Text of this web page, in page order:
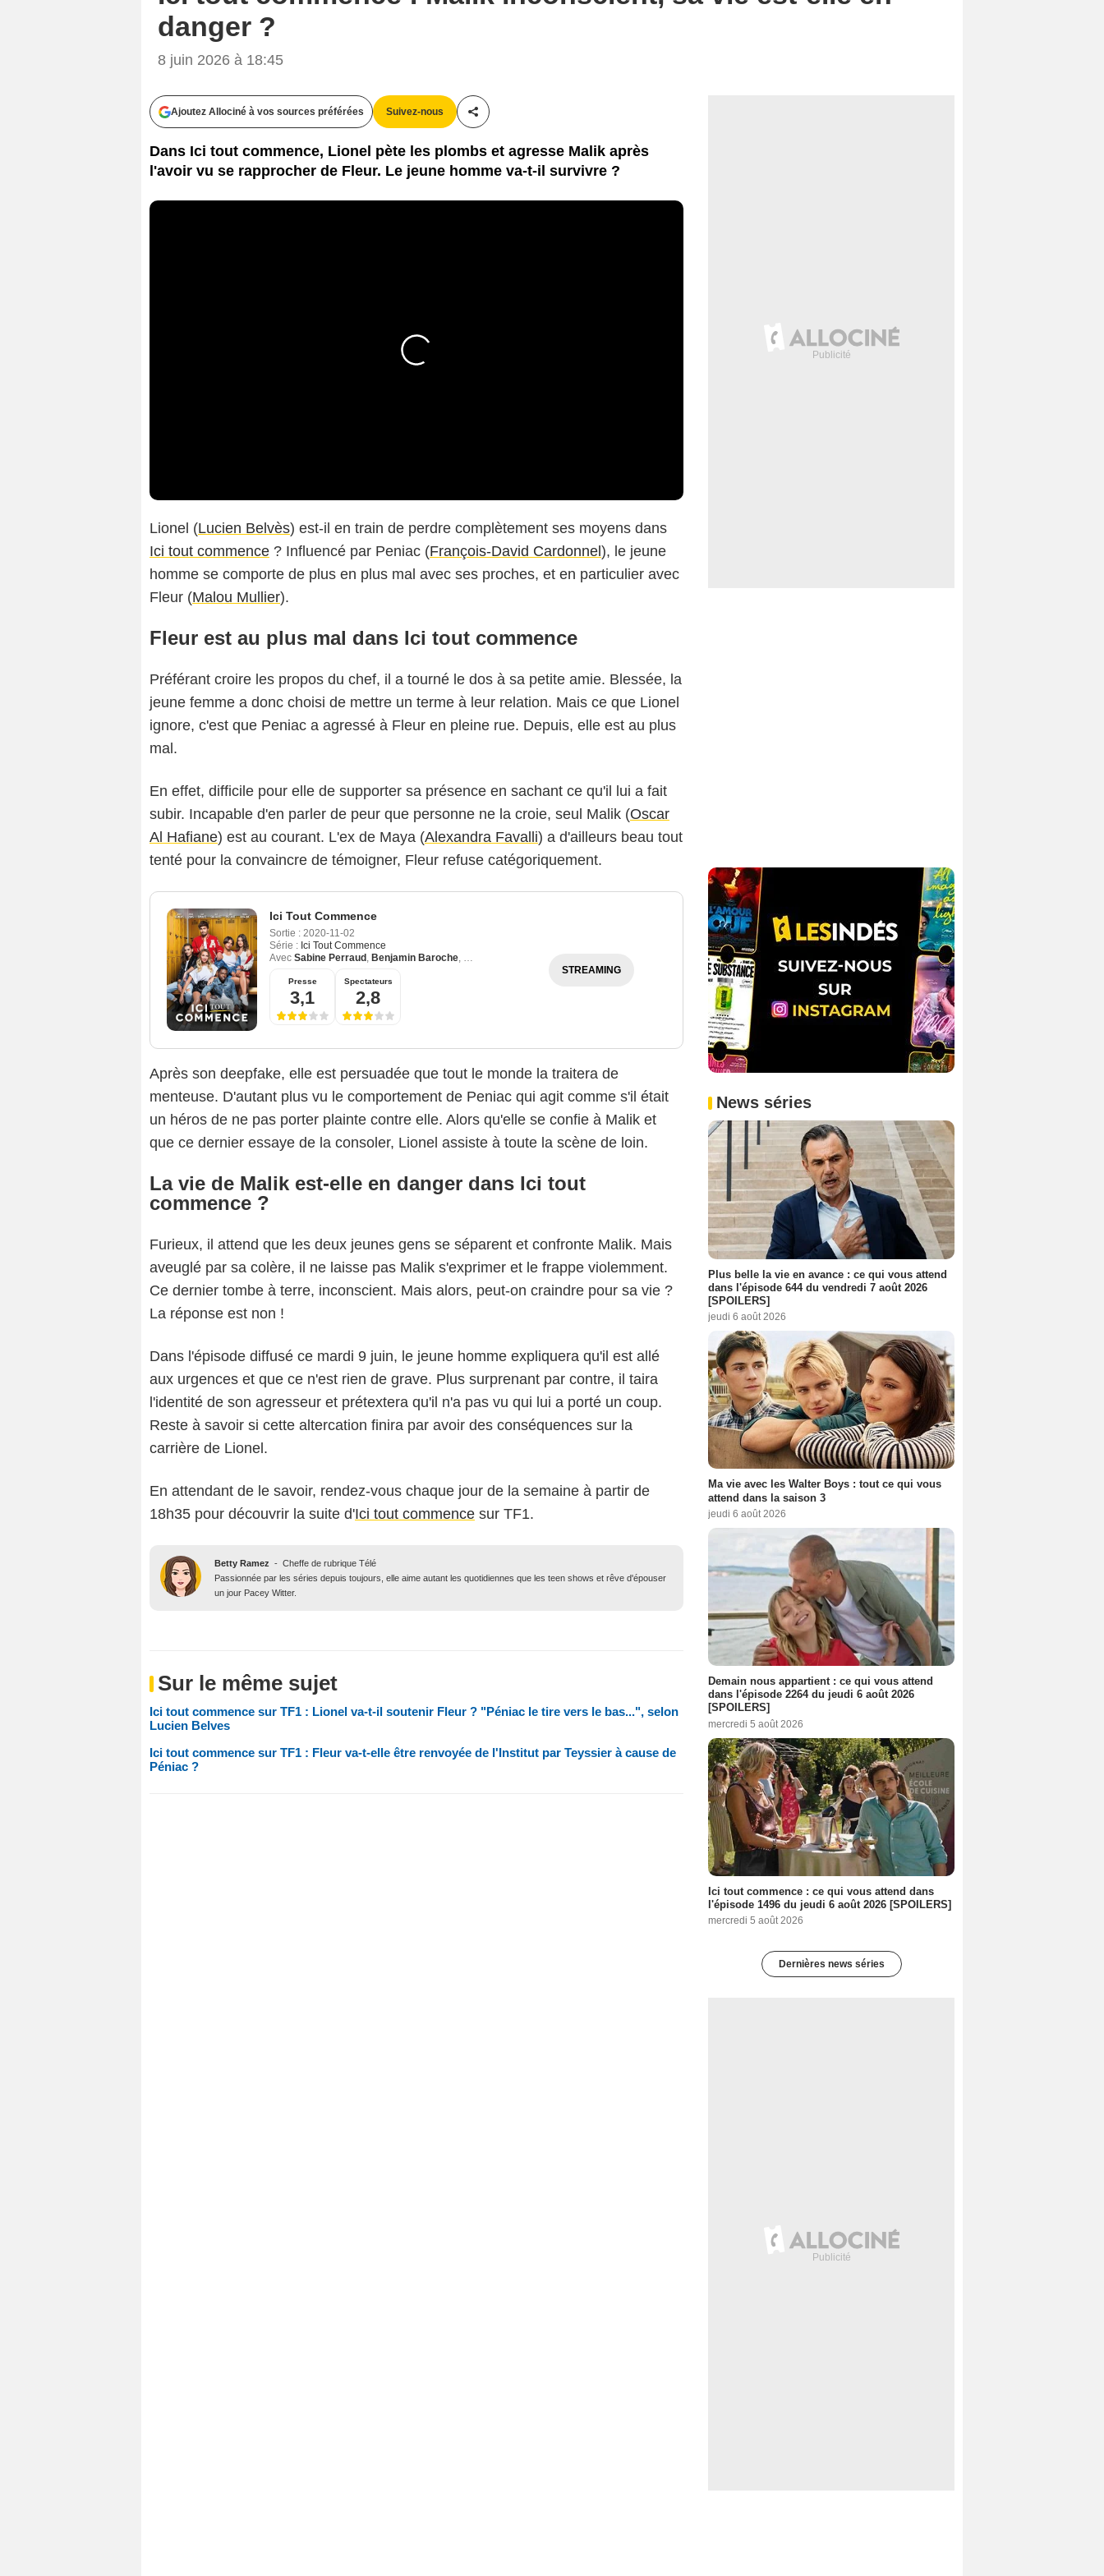
danger ?
8 juin 2026 à 18:45
Ajoutez Allociné à vos sources préférées Suivez-nous
Partager cet article
Dans Ici tout commence, Lionel pète les plombs et agresse Malik après
l'avoir vu se rapprocher de Fleur. Le jeune homme va-t-il survivre ?
Lionel (Lucien Belvès) est-il en train de perdre complètement ses moyens dans
Ici tout commence ? Influencé par Peniac (François-David Cardonnel ), le jeune
homme se comporte de plus en plus mal avec ses proches, et en particulier avec
Fleur (Malou Mullier).
Fleur est au plus mal dans Ici tout commence
Préférant croire les propos du chef, il a tourné le dos à sa petite amie. Blessée, la
jeune femme a donc choisi de mettre un terme à leur relation. Mais ce que Lionel
ignore, c'est que Peniac a agressé à Fleur en pleine rue. Depuis, elle est au plus
mal.
En effet, difficile pour elle de supporter sa présence en sachant ce qu'il lui a fait
subir. Incapable d'en parler de peur que personne ne la croie, seul Malik (Oscar
Al Hafiane) est au courant. L'ex de Maya (Alexandra Favalli) a d'ailleurs beau tout
tenté pour la convaincre de témoigner, Fleur refuse catégoriquement.
Ici Tout Commence
Sortie : 2020-11-02
Série : Ici Tout Commence
Avec Sabine Perraud , Benjamin Baroche, Loan Becmont
Presse
3,1
Spectateurs
2,8
STREAMING
Après son deepfake, elle est persuadée que tout le monde la traitera de
menteuse. D'autant plus vu le comportement de Peniac qui agit comme s'il était
un héros de ne pas porter plainte contre elle. Alors qu'elle se confie à Malik et
que ce dernier essaye de la consoler, Lionel assiste à toute la scène de loin.
La vie de Malik est-elle en danger dans Ici tout
commence ?
Furieux, il attend que les deux jeunes gens se séparent et confronte Malik. Mais
aveuglé par sa colère, il ne laisse pas Malik s'exprimer et le frappe violemment.
Ce dernier tombe à terre, inconscient. Mais alors, peut-on craindre pour sa vie ?
La réponse est non !
Dans l'épisode diffusé ce mardi 9 juin, le jeune homme expliquera qu'il est allé
aux urgences et que ce n'est rien de grave. Plus surprenant par contre, il taira
l'identité de son agresseur et prétextera qu'il n'a pas vu qui lui a porté un coup.
Reste à savoir si cette altercation finira par avoir des conséquences sur la
carrière de Lionel.
En attendant de le savoir, rendez-vous chaque jour de la semaine à partir de
18h35 pour découvrir la suite d'Ici tout commence sur TF1.
Betty Ramez - Cheffe de rubrique Télé
Passionnée par les séries depuis toujours, elle aime autant les quotidiennes que les teen shows et rêve d'épouser
un jour Pacey Witter.
Sur le même sujet
Ici tout commence sur TF1 : Lionel va-t-il soutenir Fleur ? "Péniac le tire vers le bas...", selon
Lucien Belves
Ici tout commence sur TF1 : Fleur va-t-elle être renvoyée de l'Institut par Teyssier à cause de
Péniac ?
News séries
Plus belle la vie en avance : ce qui vous attend
dans l'épisode 644 du vendredi 7 août 2026
[SPOILERS]
jeudi 6 août 2026
Ma vie avec les Walter Boys : tout ce qui vous
attend dans la saison 3
jeudi 6 août 2026
Demain nous appartient : ce qui vous attend
dans l'épisode 2264 du jeudi 6 août 2026
[SPOILERS]
mercredi 5 août 2026
Ici tout commence : ce qui vous attend dans
l'épisode 1496 du jeudi 6 août 2026 [SPOILERS]
mercredi 5 août 2026
Dernières news séries